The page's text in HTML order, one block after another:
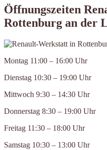
Öffnungszeiten
Rottenburg an der
Montag 11:00 – 16:00 Uhr
Dienstag 10:30 – 19:00 Uhr
Mittwoch 9:30 – 14:30 Uhr
Donnerstag 8:30 – 19:00 Uhr
Freitag 11:30 – 18:00 Uhr
Samstag 10:30 – 13:00 Uhr